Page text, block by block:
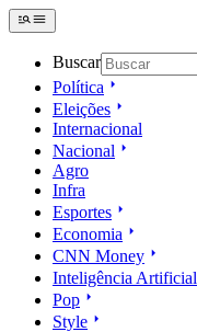
Buscar
Política
Eleições
Internacional
Nacional
Agro
Infra
Esportes
Economia
CNN Money
Inteligência Artificial
Pop
Style